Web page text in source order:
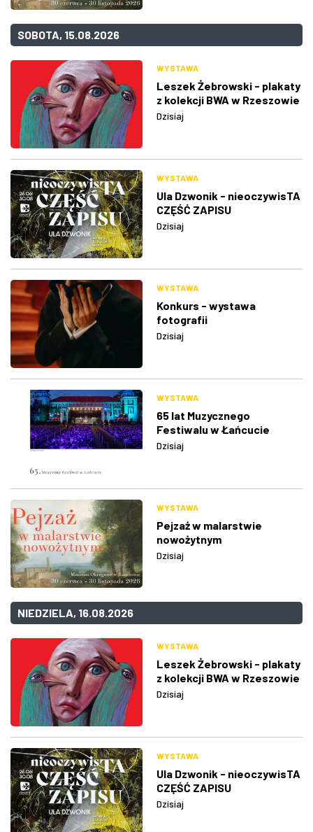
SOBOTA, 15.08.2026
WYSTAWA
Leszek Żebrowski - plakaty
z kolekcji BWA w Rzeszowie
Dzisiaj
WYSTAWA
Ula Dzwonik - nieoczywisTA
CZĘŚĆ ZAPISU
Dzisiaj
WYSTAWA
Konkurs - wystawa
fotografii
Dzisiaj
WYSTAWA
65 lat Muzycznego
Festiwalu w Łańcucie
Dzisiaj
WYSTAWA
Pejzaż w malarstwie
nowożytnym
Dzisiaj
NIEDZIELA, 16.08.2026
WYSTAWA
Leszek Żebrowski - plakaty
z kolekcji BWA w Rzeszowie
Dzisiaj
WYSTAWA
Ula Dzwonik - nieoczywisTA
CZĘŚĆ ZAPISU
Dzisiaj